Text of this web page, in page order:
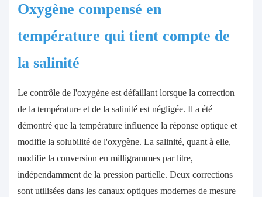
Oxygène compensé en
température qui tient compte de
la salinité
Le contrôle de l'oxygène est défaillant lorsque la correction
de la température et de la salinité est négligée. Il a été
démontré que la température influence la réponse optique et
modifie la solubilité de l'oxygène. La salinité, quant à elle,
modifie la conversion en milligrammes par litre,
indépendamment de la pression partielle. Deux corrections
sont utilisées dans les canaux optiques modernes de mesure